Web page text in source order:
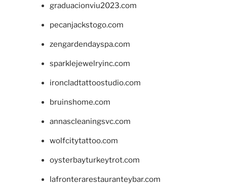
graduacionviu2023.com
pecanjackstogo.com
zengardendayspa.com
sparklejewelryinc.com
ironcladtattoostudio.com
bruinshome.com
annascleaningsvc.com
wolfcitytattoo.com
oysterbayturkeytrot.com
lafronterarestauranteybar.com